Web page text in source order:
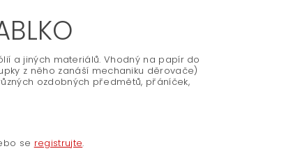
a jiných materiálů. Vhodný na papír do
z něho zanáší mechaniku děrovače)
ozdobných předmětů, přáníček,
se registrujte.